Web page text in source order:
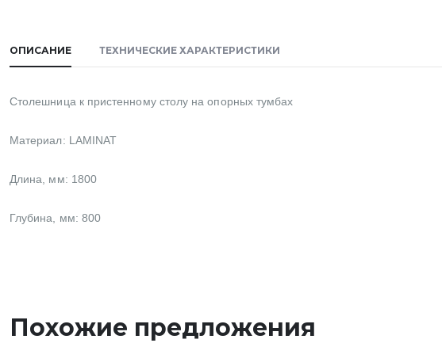
ОПИСАНИЕ ТЕХНИЧЕСКИЕ ХАРАКТЕРИСТИКИ
Столешница к пристенному столу на опорных тумбах
Материал: LAMINAT
Длина, мм: 1800
Глубина, мм: 800
Похожие предложения